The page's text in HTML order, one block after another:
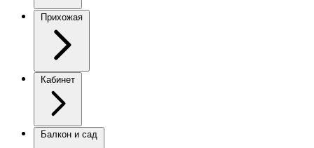
Прихожая
Кабинет
Балкон и сад